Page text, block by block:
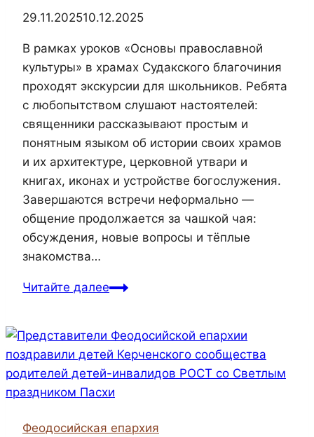
29.11.202510.12.2025
В рамках уроков «Основы православной
культуры» в храмах Судакского благочиния
проходят экскурсии для школьников. Ребята
с любопытством слушают настоятелей:
священники рассказывают простым и
понятным языком об истории своих храмов
и их архитектуре, церковной утвари и
книгах, иконах и устройстве богослужения.
Завершаются встречи неформально —
общение продолжается за чашкой чая:
обсуждения, новые вопросы и тёплые
знакомства…
Читайте далееВ
благочиния
проходят
экскурсии
для
Феодосийская епархия